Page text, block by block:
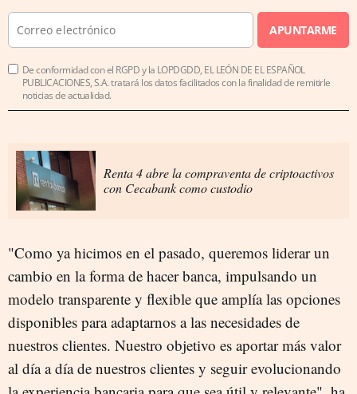
APUNTARME
De conformidad con el RGPD y la LOPDGDD, EL LEÓN DE EL ESPAÑOL
PUBLICACIONES, S.A. tratará los datos facilitados con la finalidad de remitirle
noticias de actualidad.
Renta 4 abre la compraventa de criptoactivos
con Cecabank como custodio
"Como ya hicimos en el pasado, queremos liderar un
cambio en la forma de hacer banca, impulsando un
modelo transparente y flexible que amplía las opciones
disponibles para adaptarnos a las necesidades de
nuestros clientes. Nuestro objetivo es aportar más valor
al día a día de nuestros clientes y seguir evolucionando